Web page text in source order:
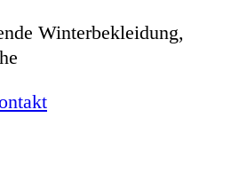
Winterbekleidung,